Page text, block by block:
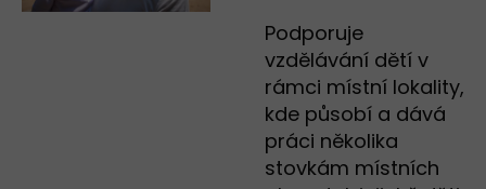
Podporuje
vzdělávání dětí v
rámci místní lokality,
kde působí a dává
práci několika
stovkám místních